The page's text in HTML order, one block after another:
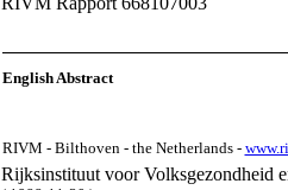
English Abstract
RIVM - Bilthoven - the Netherlands -
Rijksinstituut voor Volksgezondheid